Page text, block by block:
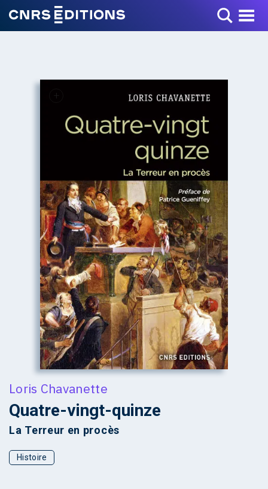
Toggle Menu
+
Loris Chavanette
Quatre-vingt-quinze
La Terreur en procès
Histoire